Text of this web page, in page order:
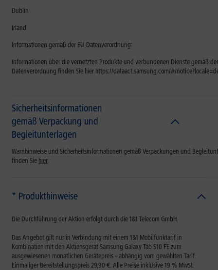
Dublin
Irland
Informationen gemäß der EU-Datenverordnung:
Informationen über die vernetzten Produkte und verbundenen Dienste gemäß
Datenverordnung finden Sie hier https://dataact.samsung.com/#/
Sicherheitsinformationen
gemäß Verpackung und
Begleitunterlagen
Warnhinweise und Sicherheitsinformationen gemäß Verpackungen und
finden Sie hier.
* Produkthinweise
Die Durchführung der Aktion erfolgt durch die 1&1 Telecom GmbH.
Das Angebot gilt nur in Verbindung mit einem 1&1 Mobilfunktarif in
Kombination mit den Aktionsgerät Samsung Galaxy Tab S10 FE zum
ausgewiesenen monatlichen Gerätepreis – abhängig vom gewählten Tarif.
Einmaliger Bereitstellungspreis 29,90 €. Alle Preise inklusive 19 % MwSt.